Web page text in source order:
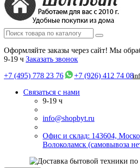
Оформляйте заказы через сайт! Мы
9-19 ч Заказать звонок
+7 (495) 778 23 76
+7 (926) 412 74 08
Связаться с нами
9-19 ч
info@shopbyt.ru
Офис и склад: 143604,
Волоколамск (самовывоза